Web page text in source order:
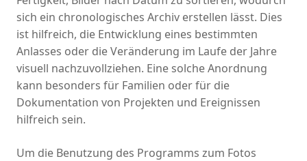
sich ein chronologisches Archiv erstellen lässt. Dies
ist hilfreich, die Entwicklung eines bestimmten
Anlasses oder die Veränderung im Laufe der Jahre
visuell nachzuvollziehen. Eine solche Anordnung
kann besonders für Familien oder für die
Dokumentation von Projekten und Ereignissen
hilfreich sein.
Um die Benutzung des Programms zum Fotos